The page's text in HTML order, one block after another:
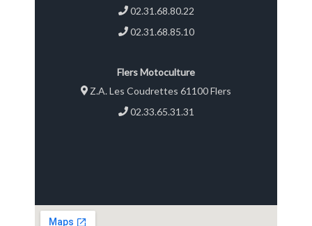
02.31.68.80.22
02.31.68.85.10
Flers Motoculture
Z.A. Les Coudrettes 61100 Flers
02.33.65.31.31